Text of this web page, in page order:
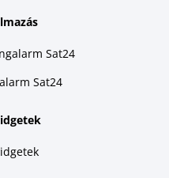
Sat24
Sat24